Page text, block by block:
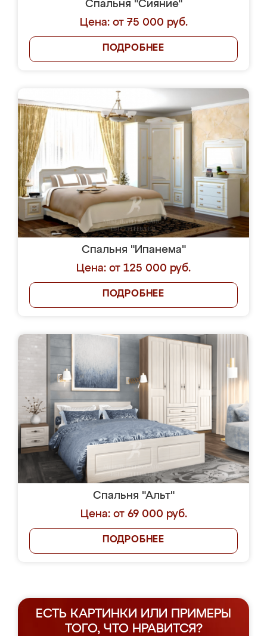
Спальня "Сияние"
Цена: от 75 000 руб.
ПОДРОБНЕЕ
Спальня "Ипанема"
Цена: от 125 000 руб.
ПОДРОБНЕЕ
Спальня "Альт"
Цена: от 69 000 руб.
ПОДРОБНЕЕ
ЕСТЬ КАРТИНКИ ИЛИ ПРИМЕРЫ
ТОГО, ЧТО НРАВИТСЯ?